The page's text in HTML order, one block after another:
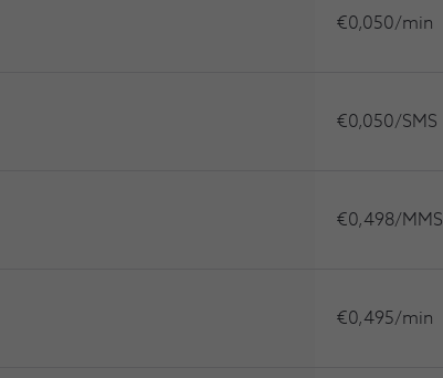
€0,050/min
€0,050/SMS
€0,498/MMS
€0,495/min